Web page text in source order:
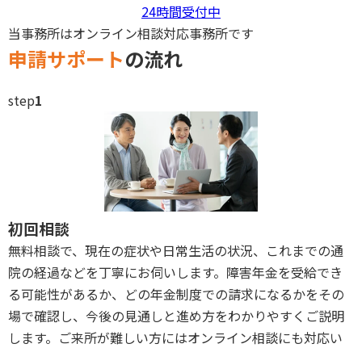
24時間受付中
当事務所はオンライン相談対応事務所です
申請サポートの流れ
step1
初回相談
無料相談で、現在の症状や日常生活の状況、これまでの通
院の経過などを丁寧にお伺いします。障害年金を受給でき
る可能性があるか、どの年金制度での請求になるかをその
場で確認し、今後の見通しと進め方をわかりやすくご説明
します。ご来所が難しい方にはオンライン相談にも対応い